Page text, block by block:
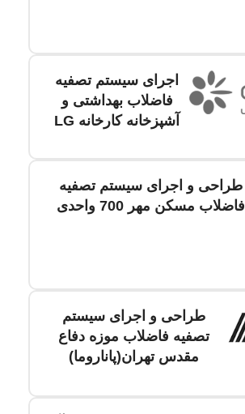
اجرای سیستم تصفیه
فاضلاب بهداشتی و
آشپزخانه کارخانه LG
طراحی و اجرای سیستم تصفیه
فاضلاب مسکن مهر 700 واحدی
طراحی و اجرای سیستم
تصفیه فاضلاب موزه دفاع
مقدس تهران(پاناروما)